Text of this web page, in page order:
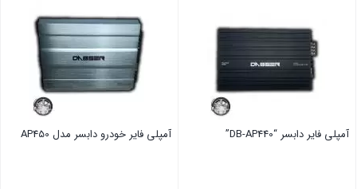
آمپلی فایر دابسر “DB-AP440” آمپلی فایر خودرو دابسر مدل AP450